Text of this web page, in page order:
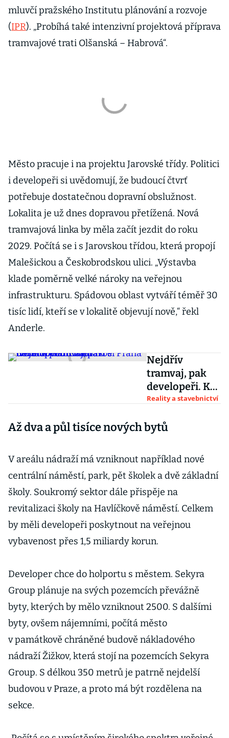
mluvčí pražského Institutu plánování a rozvoje
(IPR). „Probíhá také intenzivní projektová příprava
tramvajové trati Olšanská – Habrová“.
Město pracuje i na projektu Jarovské třídy. Politici
i developeři si uvědomují, že budoucí čtvrť
potřebuje dostatečnou dopravní obslužnost.
Lokalita je už dnes dopravou přetížená. Nová
tramvajová linka by měla začít jezdit do roku
2029. Počítá se i s Jarovskou třídou, která propojí
Malešickou a Českobrodskou ulici. „Výstavba
klade poměrně velké nároky na veřejnou
infrastrukturu. Spádovou oblast vytváří téměř 30
tisíc lidí, kteří se v lokalitě objevují nově,“ řekl
Anderle.
Nejdřív
tramvaj, pak
developeři. K
zástavbě
nádraží si
podmínku
Reality a stavebnictví
Až dva a půl tisíce nových bytů
V areálu nádraží má vzniknout například nové
centrální náměstí, park, pět školek a dvě základní
školy. Soukromý sektor dále přispěje na
revitalizaci školy na Havlíčkově náměstí. Celkem
by měli developeři poskytnout na veřejnou
vybavenost přes 1,5 miliardy korun.
Developer chce do holportu s městem. Sekyra
Group plánuje na svých pozemcích převážně
byty, kterých by mělo vzniknout 2500. S dalšími
byty, ovšem nájemními, počítá město
v památkově chráněné budově nákladového
nádraží Žižkov, která stojí na pozemcích Sekyra
Group. S délkou 350 metrů je patrně nejdelší
budovou v Praze, a proto má být rozdělena na
sekce.